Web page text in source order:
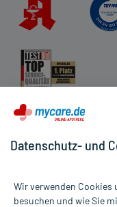
Datenschutz- und
Wir verwenden Cookies
besuchen und wie Sie